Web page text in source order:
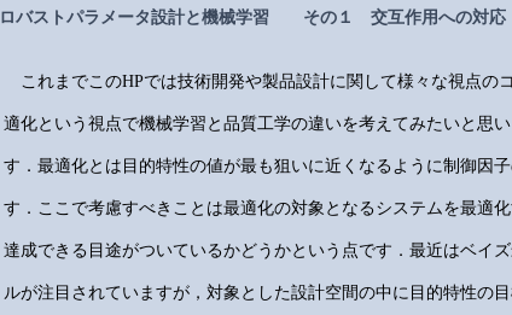
ロバストパラメータ設計と機械学習 その１ 交互作用への対応
これまでこのHPでは技術開発や製品設計に関して様々な視点の
適化という視点で機械学習と品質工学の違いを考えてみたいと思
す．最適化とは目的特性の値が最も狙いに近くなるように制御因
す．ここで考慮すべきことは最適化の対象となるシステムを最適
達成できる目途がついているかどうかという点です．最近はベイ
ルが注目されていますが，対象とした設計空間の中に目的特性の